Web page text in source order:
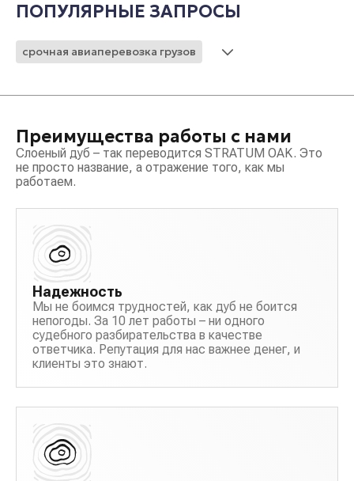
ПОПУЛЯРНЫЕ ЗАПРОСЫ
срочная авиаперевозка грузов
тарифы на авиаперевозку грузов
расчет стоимости авиаперевозки грузов
авиа и жд перевозка
перевозки автомобильным транспортом
требования к авиаперевозкам
получения груза
сохранность груза
доставить груз
автоперевозки грузов
авиационные перевозки
перевозка крупногабаритных грузов
средства для перевозки грузов
международная перевозка грузов
стоимость перевозки грузов
перевозка негабаритных грузов
Преимущества работы с нами
Слоеный дуб – так переводится STRATUM OAK. Это
не просто название, а отражение того, как мы
работаем.
Надежность
Мы не боимся трудностей, как дуб не боится
непогоды. За 10 лет работы – ни одного
судебного разбирательства в качестве
ответчика. Репутация для нас важнее денег, и
клиенты это знают.